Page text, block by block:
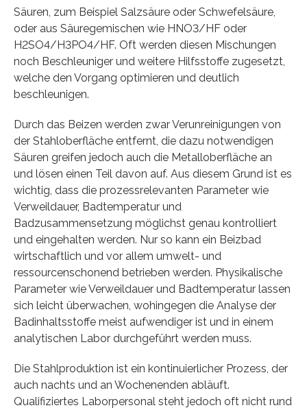
Säuren, zum Beispiel Salzsäure oder Schwefelsäure,
oder aus Säuregemischen wie HNO3/HF oder
H2SO4/H3PO4/HF. Oft werden diesen Mischungen
noch Beschleuniger und weitere Hilfsstoffe zugesetzt,
welche den Vorgang optimieren und deutlich
beschleunigen.
Durch das Beizen werden zwar Verunreinigungen von
der Stahloberfläche entfernt, die dazu notwendigen
Säuren greifen jedoch auch die Metalloberfläche an
und lösen einen Teil davon auf. Aus diesem Grund ist es
wichtig, dass die prozessrelevanten Parameter wie
Verweildauer, Badtemperatur und
Badzusammensetzung möglichst genau kontrolliert
und eingehalten werden. Nur so kann ein Beizbad
wirtschaftlich und vor allem umwelt- und
ressourcenschonend betrieben werden. Physikalische
Parameter wie Verweildauer und Badtemperatur lassen
sich leicht überwachen, wohingegen die Analyse der
Badinhaltsstoffe meist aufwendiger ist und in einem
analytischen Labor durchgeführt werden muss.
Die Stahlproduktion ist ein kontinuierlicher Prozess, der
auch nachts und an Wochenenden abläuft.
Qualifiziertes Laborpersonal steht jedoch oft nicht rund